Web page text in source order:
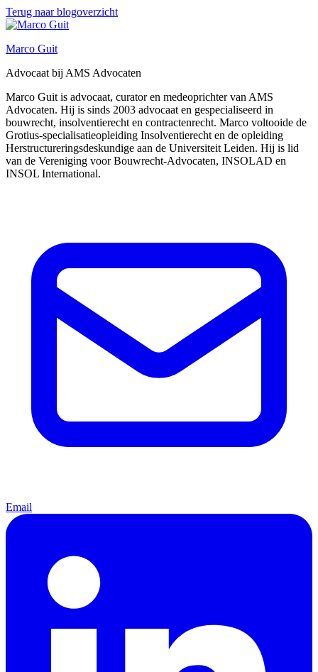
Terug naar blogoverzicht
Marco Guit
Advocaat bij AMS Advocaten
Marco Guit is advocaat, curator en medeoprichter van AMS
Advocaten. Hij is sinds 2003 advocaat en gespecialiseerd in
bouwrecht, insolventierecht en contractenrecht. Marco voltooide de
Grotius-specialisatieopleiding Insolventierecht en de opleiding
Herstructureringsdeskundige aan de Universiteit Leiden. Hij is lid
van de Vereniging voor Bouwrecht-Advocaten, INSOLAD en
INSOL International.
Email